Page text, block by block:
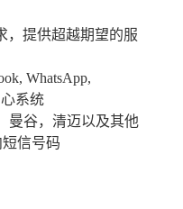
，提供超越期望的服
WhatsApp,
系统
曼谷，清迈以及其他
信号码